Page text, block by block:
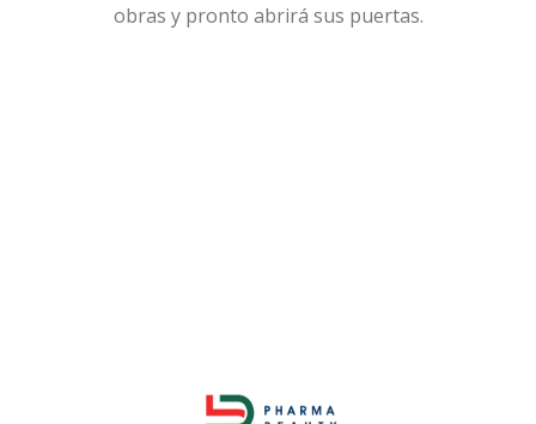
obras y pronto abrirá sus puertas.